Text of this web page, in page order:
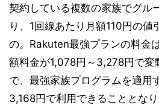
契約している複数の家族でグル
り、1回線あたり月額110円の値
の。Rakuten最強プランの料金
額料金が1,078円～3,278円で変
で、最強家族プログラムを適用
3,168円で利用できることとなり